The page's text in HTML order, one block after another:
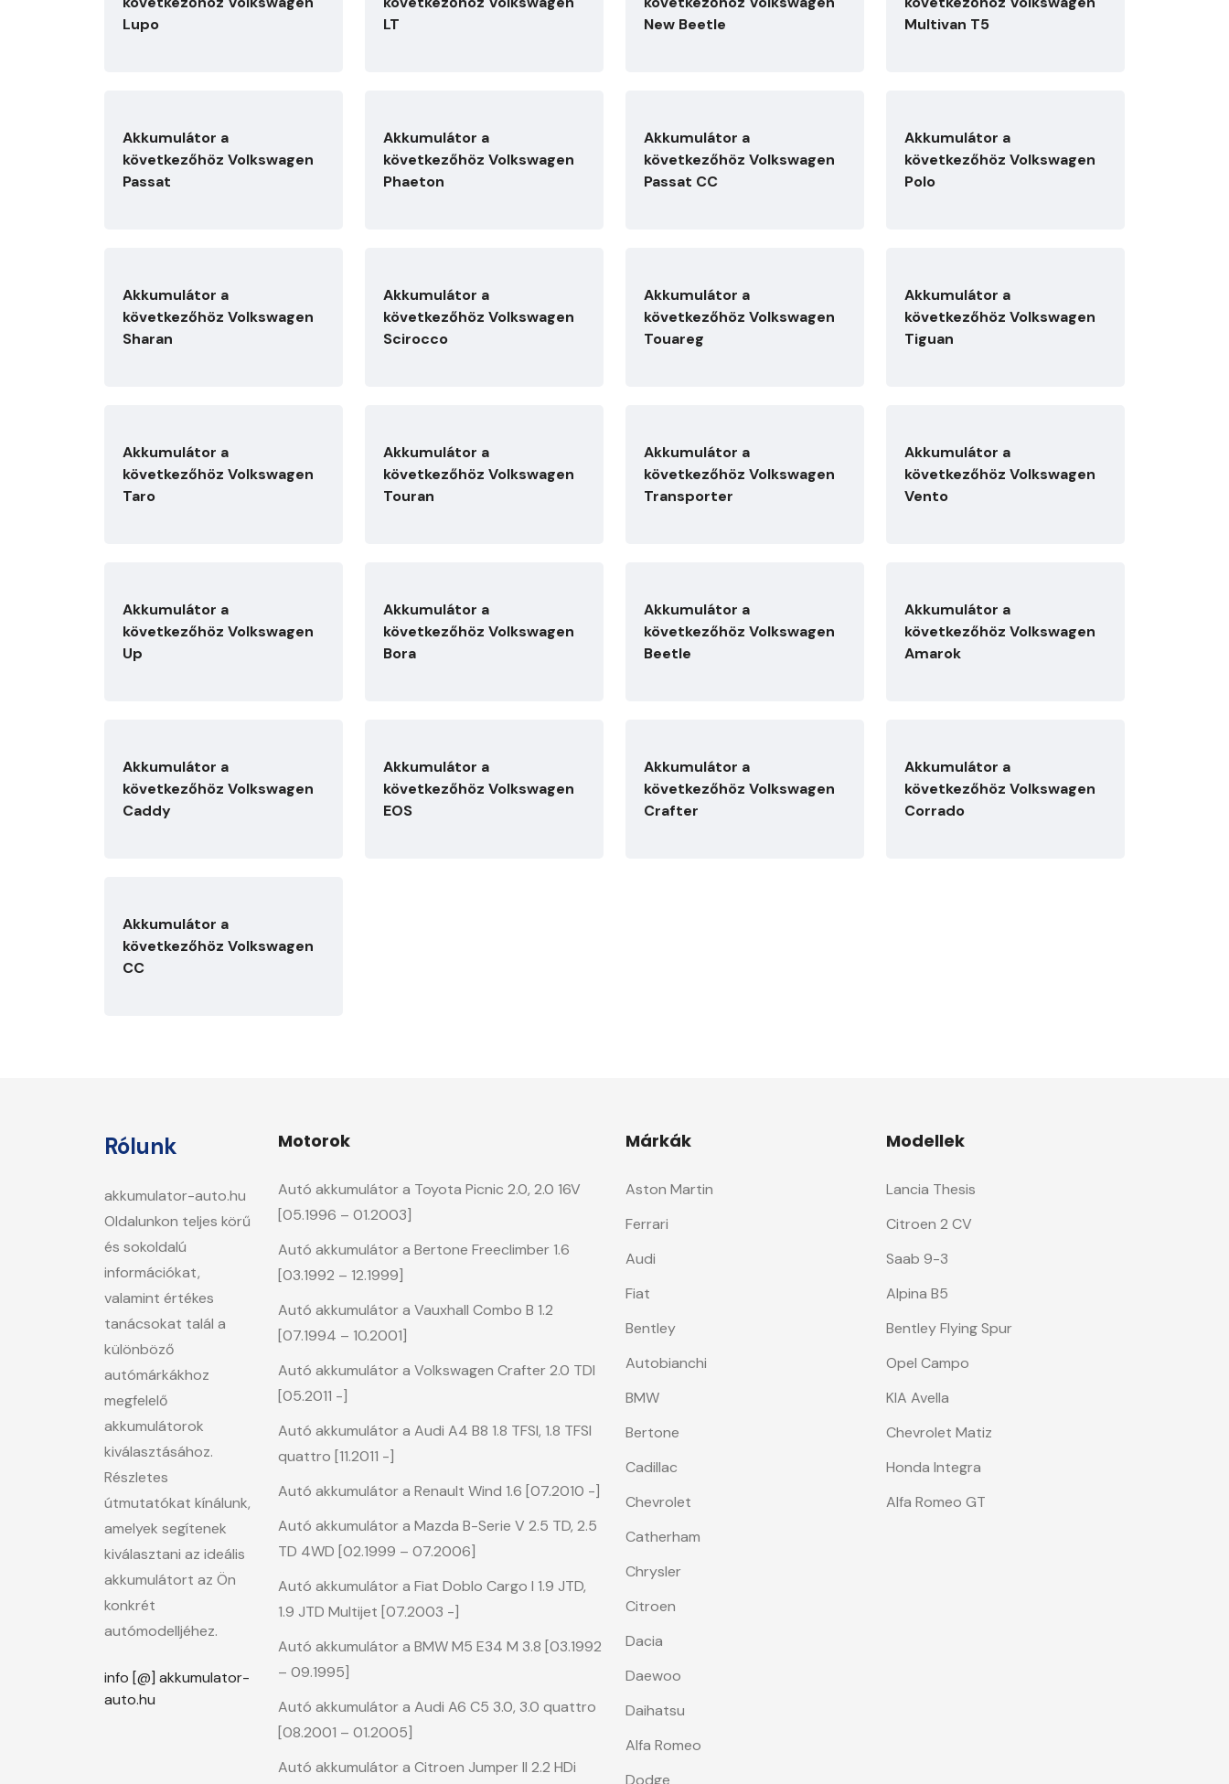
Lupo
LT
New Beetle
Multivan T5
Akkumulátor a
következőhöz Volkswagen
Passat
Akkumulátor a
következőhöz Volkswagen
Phaeton
Akkumulátor a
következőhöz Volkswagen
Passat CC
Akkumulátor a
következőhöz Volkswagen
Polo
Akkumulátor a
következőhöz Volkswagen
Sharan
Akkumulátor a
következőhöz Volkswagen
Scirocco
Akkumulátor a
következőhöz Volkswagen
Touareg
Akkumulátor a
következőhöz Volkswagen
Tiguan
Akkumulátor a
következőhöz Volkswagen
Taro
Akkumulátor a
következőhöz Volkswagen
Touran
Akkumulátor a
következőhöz Volkswagen
Transporter
Akkumulátor a
következőhöz Volkswagen
Vento
Akkumulátor a
következőhöz Volkswagen
Up
Akkumulátor a
következőhöz Volkswagen
Bora
Akkumulátor a
következőhöz Volkswagen
Beetle
Akkumulátor a
következőhöz Volkswagen
Amarok
Akkumulátor a
következőhöz Volkswagen
Caddy
Akkumulátor a
következőhöz Volkswagen
EOS
Akkumulátor a
következőhöz Volkswagen
Crafter
Akkumulátor a
következőhöz Volkswagen
Corrado
Akkumulátor a
következőhöz Volkswagen
CC
Rólunk
akkumulator-auto.hu
Oldalunkon teljes körű
és sokoldalú
információkat,
valamint értékes
tanácsokat talál a
különböző
autómárkákhoz
megfelelő
akkumulátorok
kiválasztásához.
Részletes
útmutatókat kínálunk,
amelyek segítenek
kiválasztani az ideális
akkumulátort az Ön
konkrét
autómodelljéhez.
info [@] akkumulator-
auto.hu
Motorok
Autó akkumulátor a Toyota Picnic 2.0, 2.0 16V
[05.1996 – 01.2003]
Autó akkumulátor a Bertone Freeclimber 1.6
[03.1992 – 12.1999]
Autó akkumulátor a Vauxhall Combo B 1.2
[07.1994 – 10.2001]
Autó akkumulátor a Volkswagen Crafter 2.0 TDI
[05.2011 -]
Autó akkumulátor a Audi A4 B8 1.8 TFSI, 1.8 TFSI
quattro [11.2011 -]
Autó akkumulátor a Renault Wind 1.6 [07.2010 -]
Autó akkumulátor a Mazda B-Serie V 2.5 TD, 2.5
TD 4WD [02.1999 – 07.2006]
Autó akkumulátor a Fiat Doblo Cargo I 1.9 JTD,
1.9 JTD Multijet [07.2003 -]
Autó akkumulátor a BMW M5 E34 M 3.8 [03.1992
– 09.1995]
Autó akkumulátor a Audi A6 C5 3.0, 3.0 quattro
[08.2001 – 01.2005]
Autó akkumulátor a Citroen Jumper II 2.2 HDi
Márkák
Aston Martin
Ferrari
Audi
Fiat
Bentley
Autobianchi
BMW
Bertone
Cadillac
Chevrolet
Catherham
Chrysler
Citroen
Dacia
Daewoo
Daihatsu
Alfa Romeo
Dodge
Modellek
Lancia Thesis
Citroen 2 CV
Saab 9-3
Alpina B5
Bentley Flying Spur
Opel Campo
KIA Avella
Chevrolet Matiz
Honda Integra
Alfa Romeo GT